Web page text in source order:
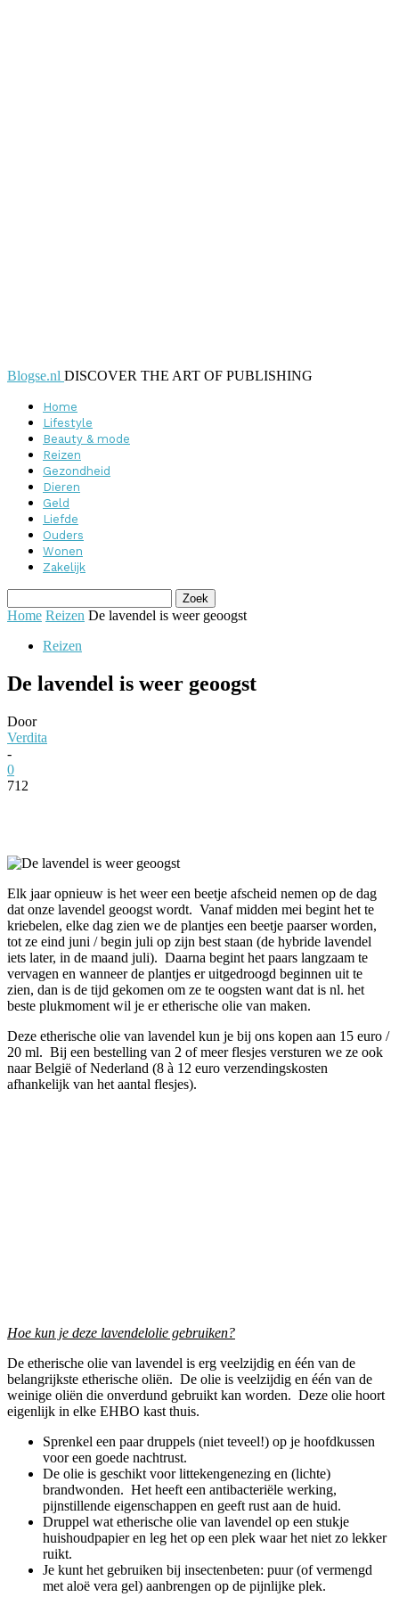
Blogse.nl DISCOVER THE ART OF PUBLISHING
Home
Lifestyle
Beauty & mode
Reizen
Gezondheid
Dieren
Geld
Liefde
Ouders
Wonen
Zakelijk
Home Reizen De lavendel is weer geoogst
Reizen
De lavendel is weer geoogst
Door
Verdita
-
0
712
Elk jaar opnieuw is het weer een beetje afscheid nemen op de dag
dat onze lavendel geoogst wordt. Vanaf midden mei begint het te
kriebelen, elke dag zien we de plantjes een beetje paarser worden,
tot ze eind juni / begin juli op zijn best staan (de hybride lavendel
iets later, in de maand juli). Daarna begint het paars langzaam te
vervagen en wanneer de plantjes er uitgedroogd beginnen uit te
zien, dan is de tijd gekomen om ze te oogsten want dat is nl. het
beste plukmoment wil je er etherische olie van maken.
Deze etherische olie van lavendel kun je bij ons kopen aan 15 euro /
20 ml. Bij een bestelling van 2 of meer flesjes versturen we ze ook
naar België of Nederland (8 à 12 euro verzendingskosten
afhankelijk van het aantal flesjes).
Hoe kun je deze lavendelolie gebruiken?
De etherische olie van lavendel is erg veelzijdig en één van de
belangrijkste etherische oliën. De olie is veelzijdig en één van de
weinige oliën die onverdund gebruikt kan worden. Deze olie hoort
eigenlijk in elke EHBO kast thuis.
Sprenkel een paar druppels (niet teveel!) op je hoofdkussen
voor een goede nachtrust.
De olie is geschikt voor littekengenezing en (lichte)
brandwonden. Het heeft een antibacteriële werking,
pijnstillende eigenschappen en geeft rust aan de huid.
Druppel wat etherische olie van lavendel op een stukje
huishoudpapier en leg het op een plek waar het niet zo lekker
ruikt.
Je kunt het gebruiken bij insectenbeten: puur (of vermengd
met aloë vera gel) aanbrengen op de pijnlijke plek.